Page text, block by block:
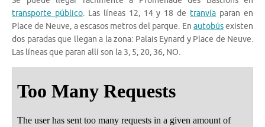
transporte público. Las líneas 12, 14 y 18 de tranvía paran en
Place de Neuve, a escasos metros del parque. En autobúsexisten
dos paradas que llegan a la zona: Palais Eynard y Place de Neuve.
Las líneas que paran allí son la 3, 5, 20, 36, NO.